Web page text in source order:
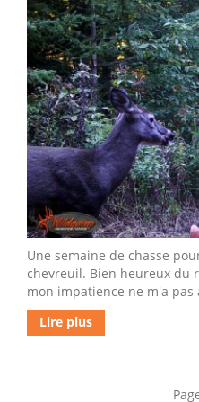
Une semaine de chasse
chevreuil. Bien heureux du
mon impatience ne m'a pas
Lire plus